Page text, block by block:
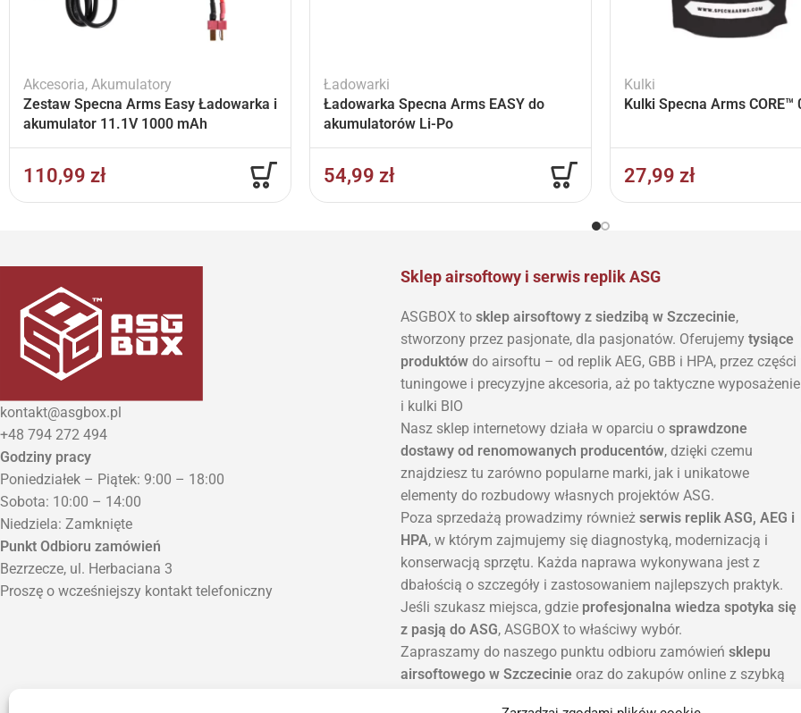
Akcesoria, Akumulatory
Zestaw Specna Arms Easy Ładowarka i
akumulator 11.1V 1000 mAh
110,99 zł
Ładowarki
Ładowarka Specna Arms EASY do
akumulatorów Li-Po
54,99 zł
Kulki
Kulki Specna Arms CORE™
27,99 zł
kontakt@asgbox.pl
+48 794 272 494
Godziny pracy
Poniedziałek – Piątek: 9:00 – 18:00
Sobota: 10:00 – 14:00
Niedziela: Zamknięte
Punkt Odbioru zamówień
Bezrzecze, ul. Herbaciana 3
Proszę o wcześniejszy kontakt telefoniczny
Sklep airsoftowy i serwis replik ASG
ASGBOX to sklep airsoftowy z siedzibą w Szczecinie,
stworzony przez pasjonate, dla pasjonatów. Oferujemy tysiące
produktów do airsoftu – od replik AEG, GBB i HPA, przez części
tuningowe i precyzyjne akcesoria, aż po taktyczne wyposażenie
i kulki BIO
Nasz sklep internetowy działa w oparciu o sprawdzone
dostawy od renomowanych producentów, dzięki czemu
znajdziesz tu zarówno popularne marki, jak i unikatowe
elementy do rozbudowy własnych projektów ASG.
Poza sprzedażą prowadzimy również serwis replik ASG, AEG i
HPA, w którym zajmujemy się diagnostyką, modernizacją i
konserwacją sprzętu. Każda naprawa wykonywana jest z
dbałością o szczegóły i zastosowaniem najlepszych praktyk.
Jeśli szukasz miejsca, gdzie profesjonalna wiedza spotyka się
z pasją do ASG, ASGBOX to właściwy wybór.
Zapraszamy do naszego punktu odbioru zamówień sklepu
airsoftowego w Szczecinie oraz do zakupów online z szybką